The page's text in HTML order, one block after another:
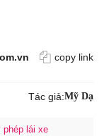
copy link
Tác giả:Mỹ Dạ
phép lái xe